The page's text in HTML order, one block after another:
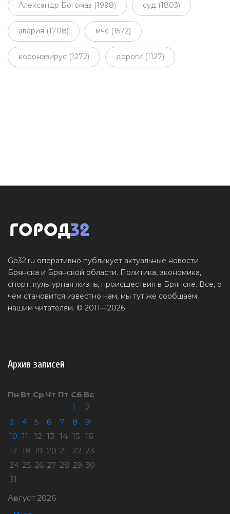
Александр Богомаз (1998) суд (1803)
авария (1708) мчс (1572)
коронавирус (1272) дороги (1127)
Go32.ru оперативно публикует актуальные новости
Брянска и Брянской области. Политика, экономика,
спорт, культурная жизнь, происшествия в Брянске. Все, о
чем становится известно нам, мы тут же сообщаем
нашим читателям. © 2011—2026
Архив записей
Август 2026
Пн Вт Ср Чт Пт Сб Вс
1
2
3
4 5 6 7 8
9
10 11 12 13 14 15 16
17 18 19 20 21 22 23
24 25 26 27 28 29 30
31